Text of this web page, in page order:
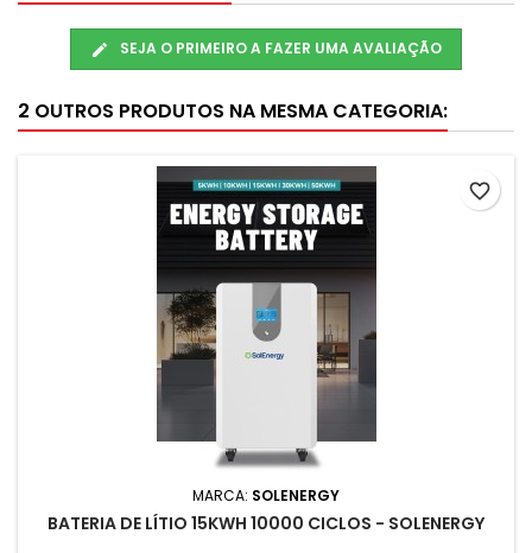
SEJA O PRIMEIRO A FAZER UMA AVALIAÇÃO
2 OUTROS PRODUTOS NA MESMA CATEGORIA:
MARCA: SOLENERGY
BATERIA DE LÍTIO 15KWH 10000 CICLOS - SOLENERGY
favorite_border